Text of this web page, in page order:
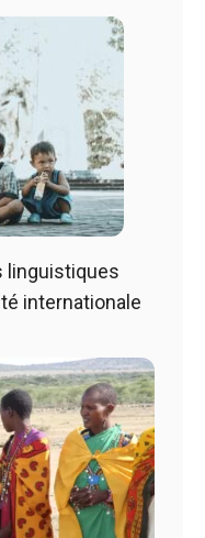
linguistiques
internationale